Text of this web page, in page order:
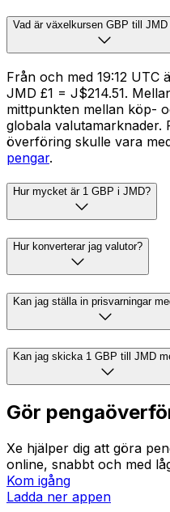
Vad är växelkursen GBP till JMD
Från och med 19:12 UTC
JMD £1 = J$214.51.
mittpunkten mellan köp-
globala valutamarknader.
överföring skulle vara
pengar.
Hur mycket är 1 GBP i JMD?
Hur konverterar jag valutor?
Kan jag ställa in prisvarningar
Kan jag skicka 1 GBP till JMD
Gör
Xe hjälper dig att göra
online, snabbt och med
Kom igång
Ladda ner appen